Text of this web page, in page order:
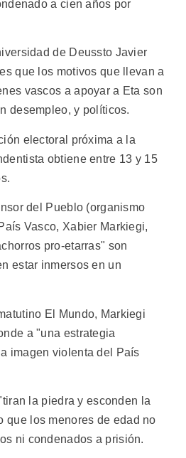
a cien años por
de Deussto Javier
que los motivos que llevan a
vascos a apoyar a Eta son
desempleo, y políticos.
electoral próxima a la
obtiene entre 13 y 15
del Pueblo (organismo
Vasco, Xabier Markiegi,
pro-etarras" son
estar inmersos en un
El Mundo, Markiegi
a "una estrategia
imagen violenta del País
la piedra y esconden la
que los menores de edad no
ni condenados a prisión.